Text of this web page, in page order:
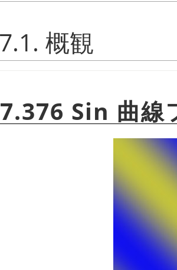
概観
Sin 曲線